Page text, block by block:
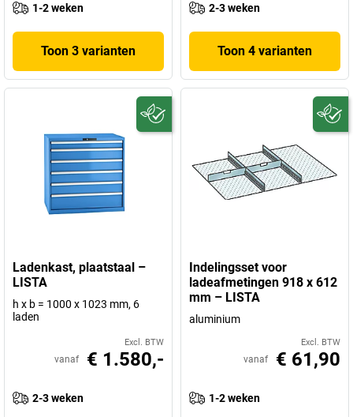
1-2 weken
Toon 3 varianten
2-3 weken
Toon 4 varianten
Ladenkast, plaatstaal –
LISTA
h x b = 1000 x 1023 mm, 6
laden
Excl. BTW
vanaf € 1.580,-
2-3 weken
Indelingsset voor
ladeafmetingen 918 x 612
mm – LISTA
aluminium
Excl. BTW
vanaf € 61,90
1-2 weken